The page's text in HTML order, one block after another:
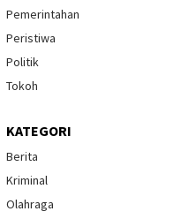
Pemerintahan
Peristiwa
Politik
Tokoh
KATEGORI
Berita
Kriminal
Olahraga